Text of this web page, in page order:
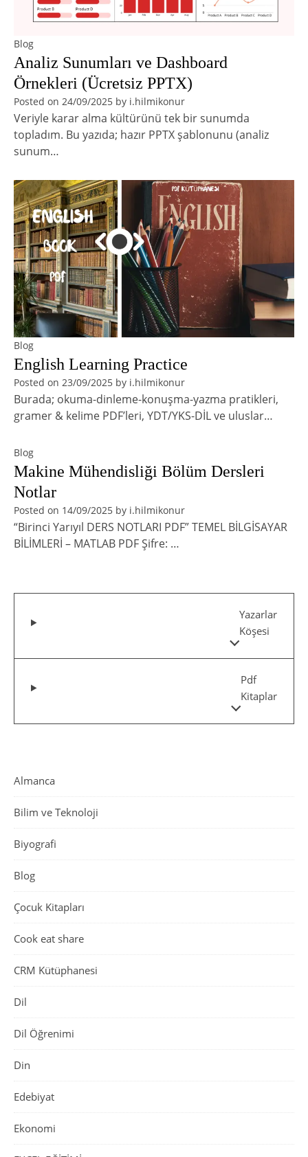
Blog
Analiz Sunumları ve Dashboard
Örnekleri (Ücretsiz PPTX)
Posted on 24/09/2025 by i.hilmikonur
Veriyle karar alma kültürünü tek bir sunumda
topladım. Bu yazıda; hazır PPTX şablonunu (analiz
sunum…
Blog
English Learning Practice
Posted on 23/09/2025 by i.hilmikonur
Burada; okuma-dinleme-konuşma-yazma pratikleri,
gramer & kelime PDF’leri, YDT/YKS-DİL ve uluslar…
Blog
Makine Mühendisliği Bölüm Dersleri
Notlar
Posted on 14/09/2025 by i.hilmikonur
“Birinci Yarıyıl DERS NOTLARI PDF” TEMEL BİLGİSAYAR
BİLİMLERİ – MATLAB PDF Şifre: …
Yazarlar
Köşesi
Pdf
Kitaplar
Almanca
Bilim ve Teknoloji
Biyografi
Blog
Çocuk Kitapları
Cook eat share
CRM Kütüphanesi
Dil
Dil Öğrenimi
Din
Edebiyat
Ekonomi